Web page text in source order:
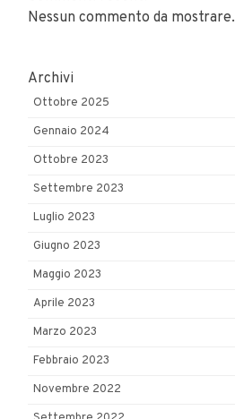
Nessun commento da mostrare.
Archivi
Ottobre 2025
Gennaio 2024
Ottobre 2023
Settembre 2023
Luglio 2023
Giugno 2023
Maggio 2023
Aprile 2023
Marzo 2023
Febbraio 2023
Novembre 2022